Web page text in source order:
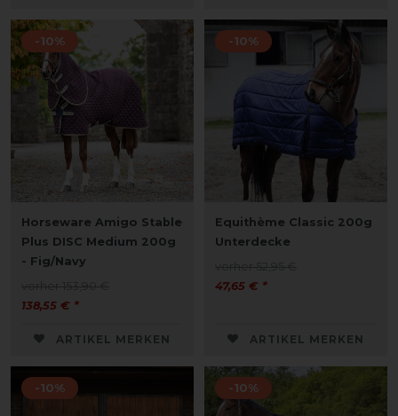
-10%
Horseware Amigo Stable
Plus DISC Medium 200g
- Fig/Navy
138,55 € *
ARTIKEL MERKEN
-10%
Equithème Classic 200g
Unterdecke
47,65 € *
ARTIKEL MERKEN
-10% -10%